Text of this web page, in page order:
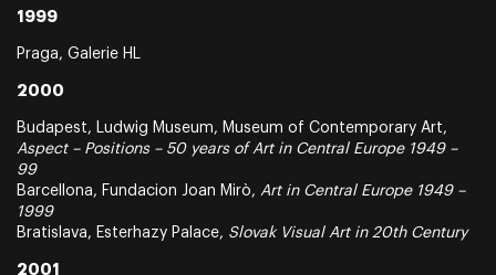
1999
Praga, Galerie HL
2000
Budapest, Ludwig Museum, Museum of Contemporary Art,
Aspect – Positions – 50 years of Art in Central Europe 1949 –
99
Barcellona, Fundacion Joan Mirò, Art in Central Europe 1949 –
1999
Bratislava, Esterhazy Palace, Slovak Visual Art in 20th Century
2001